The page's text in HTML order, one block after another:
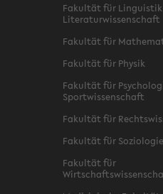
Fakultät für
Literaturwissenschaft
Fakultät für
Fakultät für Physik
Fakultät für
Sportwissenschaft
Fakultät für
Fakultät für Soziologie
Fakultät für